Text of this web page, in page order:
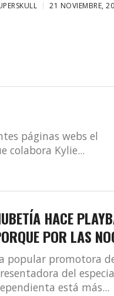
21 NOVIEMBRE,
páginas webs el
colabora Kylie...
HACE
POR LAS
popular promotora
del
está más...